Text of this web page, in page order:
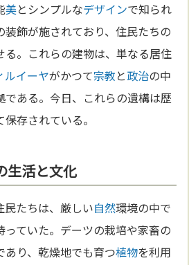
美とシンプルなデザインで知られ
装飾が施されており、住民たちの
る。これらの建物は、単なる居住
ルイーヤがかつて宗教と政治の中
である。今日、これらの遺構は歴
存されている。
生活と文化
民たちは、厳しい自然環境の中で
っていた。デーツの栽培や家畜の
あり、乾燥地でも育つ植物を利用